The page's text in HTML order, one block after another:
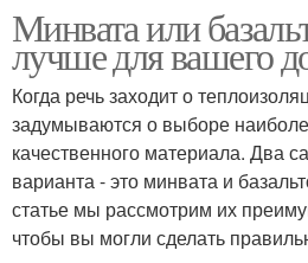
Минвата или
лучше для вашего
Когда речь заходит о
задумываются о выборе
качественного материала. Два
варианта - это минвата и
статье мы рассмотрим их
чтобы вы могли сделать